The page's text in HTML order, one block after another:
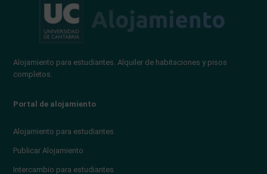
Alojamiento para estudiantes. Alquiler de habitaciones y pisos
completos.
Portal de alojamiento
Alojamiento para estudiantes
Publicar Alojamiento
Intercambio para estudiantes